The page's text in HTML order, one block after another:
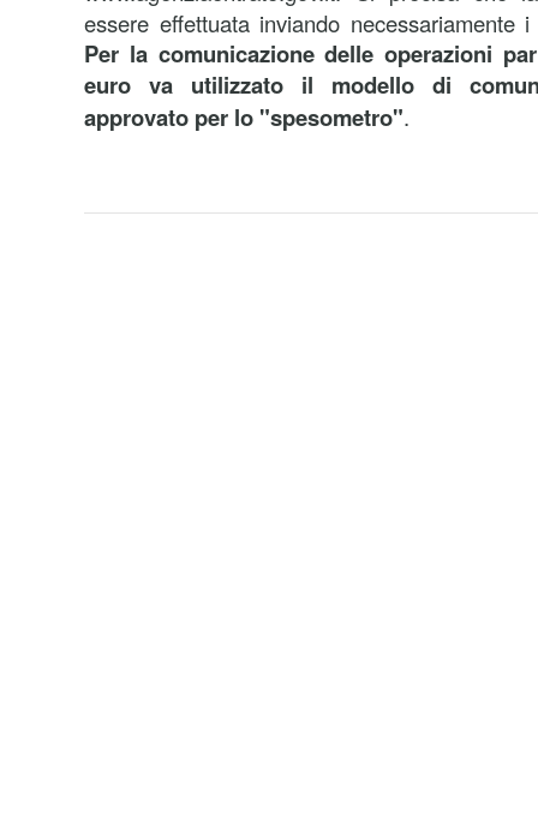
essere effettuata inviando necessariamente
Per la comunicazione delle operazioni
euro va utilizzato il modello di
approvato per lo "spesometro".